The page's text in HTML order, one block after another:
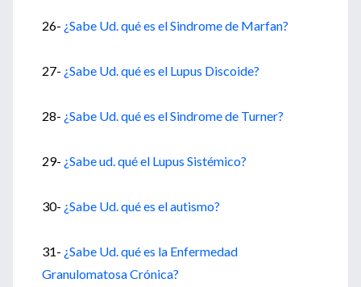
26- ¿Sabe Ud. qué es el Sindrome de Marfan?
27- ¿Sabe Ud. qué es el Lupus Discoide?
28- ¿Sabe Ud. qué es el Sindrome de Turner?
29- ¿Sabe ud. qué el Lupus Sistémico?
30- ¿Sabe Ud. qué es el autismo?
31- ¿Sabe Ud. qué es la Enfermedad
Granulomatosa Crónica?